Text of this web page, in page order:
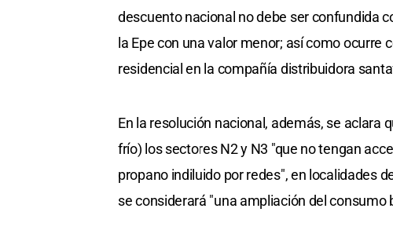
descuento nacional no debe ser confundida
la Epe con una valor menor; así como
residencial en la compañía distribuidora
En la resolución nacional, además, se aclara
frío) los sectores N2 y N3 "que no tengan
propano indiluido por redes", en localidades
se considerará "una ampliación del consumo